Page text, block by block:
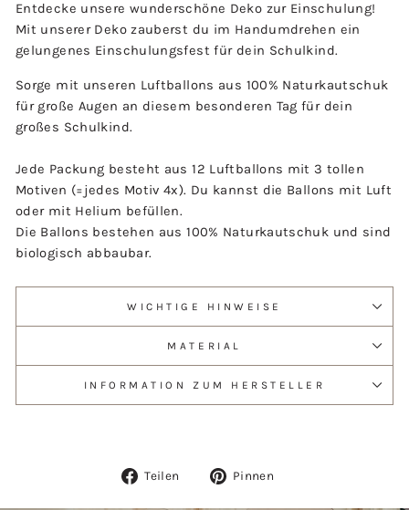
Entdecke unsere wunderschöne Deko zur Einschulung!
Mit unserer Deko zauberst du im Handumdrehen ein
gelungenes Einschulungsfest für dein Schulkind.
Sorge mit unseren Luftballons aus 100% Naturkautschuk
für große Augen an diesem besonderen Tag für dein
großes Schulkind.
Jede Packung besteht aus 12 Luftballons mit 3 tollen
Motiven (=jedes Motiv 4x). Du kannst die Ballons mit Luft
oder mit Helium befüllen.
Die Ballons bestehen aus 100% Naturkautschuk und sind
biologisch abbaubar.
WICHTIGE HINWEISE
MATERIAL
INFORMATION ZUM HERSTELLER
Teilen
Auf
Pinnen